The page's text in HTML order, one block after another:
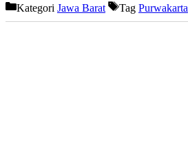
Kategori Jawa Barat Tag Purwakarta